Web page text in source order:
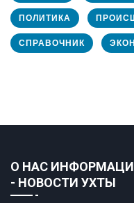
ПОЛИТИКА
СПРАВОЧНИК
О НАС
- НОВОСТИ УХТЫ